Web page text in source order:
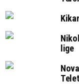
lige